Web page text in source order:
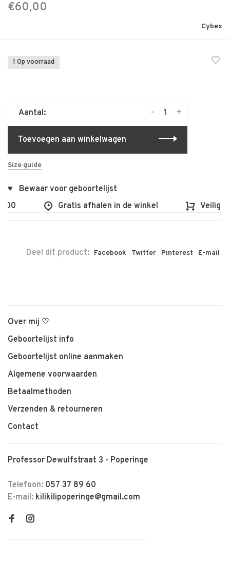
€60,00
Cybex
1 Op voorraad
Aantal: +
-
Toevoegen aan winkelwagen
Size guide
♥ Bewaar voor geboortelijst
Gratis afhalen in de winkel Veilig
Deel dit product: Facebook Twitter Pinterest E-mail
Over mij ♡
Geboortelijst info
Geboortelijst online aanmaken
Algemene voorwaarden
Betaalmethoden
Verzenden & retourneren
Contact
Professor Dewulfstraat 3 - Poperinge
Telefoon: 057 37 89 60
E-mail: kilikilipoperinge@gmail.com